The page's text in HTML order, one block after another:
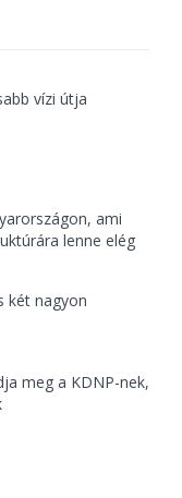
vízi útja
ami
lenne elég
két nagyon
meg a KDNP-nek,